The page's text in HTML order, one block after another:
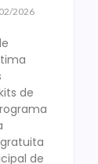
2026
de
de